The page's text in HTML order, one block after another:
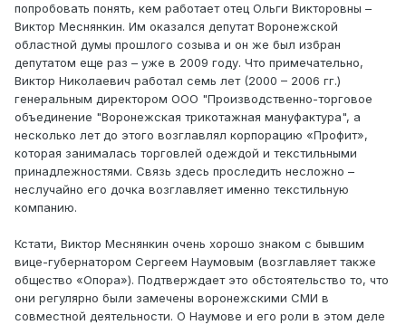
попробовать понять, кем работает отец Ольги Викторовны –
Виктор Меснянкин. Им оказался депутат Воронежской
областной думы прошлого созыва и он же был избран
депутатом еще раз – уже в 2009 году. Что примечательно,
Виктор Николаевич работал семь лет (2000 – 2006 гг.)
генеральным директором ООО "Производственно-торговое
объединение "Воронежская трикотажная мануфактура", а
несколько лет до этого возглавлял корпорацию «Профит»,
которая занималась торговлей одеждой и текстильными
принадлежностями. Связь здесь проследить несложно –
неслучайно его дочка возглавляет именно текстильную
компанию.
Кстати, Виктор Меснянкин очень хорошо знаком с бывшим
вице-губернатором Сергеем Наумовым (возглавляет также
общество «Опора»). Подтверждает это обстоятельство то, что
они регулярно были замечены воронежскими СМИ в
совместной деятельности. О Наумове и его роли в этом деле